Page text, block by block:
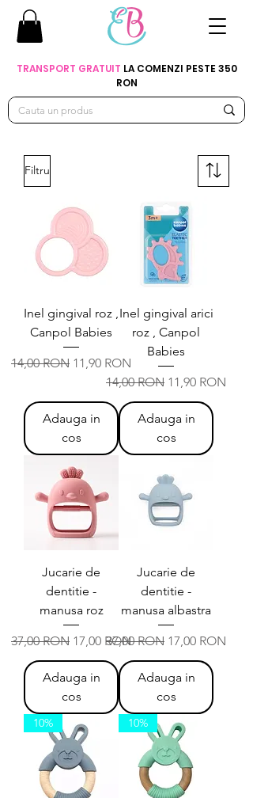
TRANSPORT GRATUIT LA COMENZI PESTE 350
RON
Filtru
Inel gingival roz ,
Canpol Babies
Preț normal
14,00 RON Preț redus
11,90 RON
Adauga in
cos
Inel gingival arici
roz , Canpol
Babies
Preț normal
14,00 RON Preț redus
11,90 RON
Adauga in
cos
Jucarie de
dentitie -
manusa roz
Preț normal
37,00 RON Preț redus
17,00 RON
Adauga in
cos
Jucarie de
dentitie -
manusa albastra
Preț normal
37,00 RON Preț redus
17,00 RON
Adauga in
cos
10% 10%